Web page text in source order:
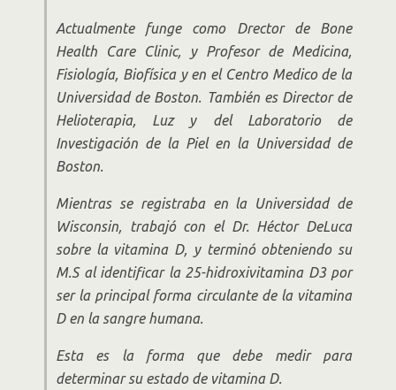
Actualmente funge como Drector de Bone
Health Care Clinic, y Profesor de Medicina,
Fisiología, Biofísica y en el Centro Medico de la
Universidad de Boston. También es Director de
Helioterapia, Luz y del Laboratorio de
Investigación de la Piel en la Universidad de
Boston.
Mientras se registraba en la Universidad de
Wisconsin, trabajó con el Dr. Héctor DeLuca
sobre la vitamina D, y terminó obteniendo su
M.S al identificar la 25-hidroxivitamina D3 por
ser la principal forma circulante de la vitamina
D en la sangre humana.
Esta es la forma que debe medir para
determinar su estado de vitamina D.